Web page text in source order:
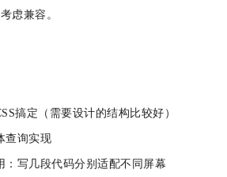
虑兼容。
搞定（需要设计的结构比较好）
查询实现
：写几段代码分别适配不同屏幕